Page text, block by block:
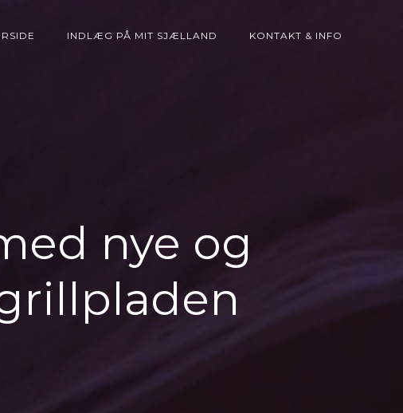
INDLÆG PÅ MIT SJÆLLAND KONTAKT & INFO
nye og